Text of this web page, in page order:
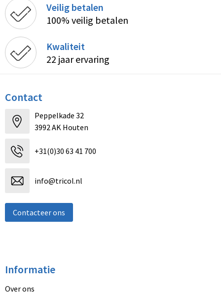
Veilig betalen
100% veilig betalen
Kwaliteit
22 jaar ervaring
Contact
Peppelkade 32
3992 AK Houten
+31(0)30 63 41 700
info@tricol.nl
Contacteer ons
Informatie
Over ons